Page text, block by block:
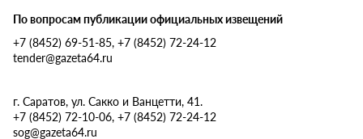
По вопросам публикации официальных извещений
+7 (8452) 69-51-85, +7 (8452) 72-24-12
tender@gazeta64.ru
г. Саратов, ул. Сакко и Ванцетти, 41.
+7 (8452) 72-10-06, +7 (8452) 72-24-12
sog@gazeta64.ru